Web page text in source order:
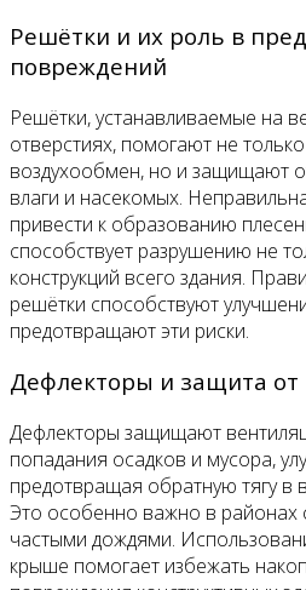
Решётки и их роль в
повреждений
Решётки, устанавливаемые на
отверстиях, помогают не
воздухообмен, но и защищают
влаги и насекомых.
привести к образованию
способствует разрушению не
конструкций всего здания.
решётки способствуют
предотвращают эти риски.
Дефлекторы и защита
Дефлекторы защищают
попадания осадков и мусора,
предотвращая обратную тягу в
Это особенно важно в районах
частыми дождями.
крыше помогает избежать